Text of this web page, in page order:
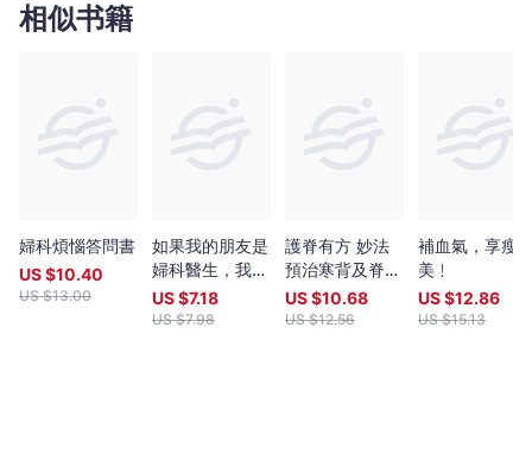
相似书籍
婦科煩惱答問書
US $10.40
US $13.00
如果我的朋友是
婦科醫生，我會
這樣問她
US $7.18
US $7.98
護脊有方 妙法
預治寒背及脊柱
側彎
US $10.68
US $12.56
補血氣，享瘦
美﹗
US $12.86
US $15.13